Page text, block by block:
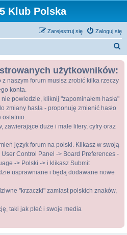
Klub Polska
Zaloguj się
Zarejestruj się
użytkowników:
naszym forum musisz zrobić kilka rzeczy
konta.
powiedzie, kliknij "zapominałem hasła"
zmiany hasła - proponuję zmienić hasło
ostatnio.
zawierające duże i małe litery, cyfry oraz
język forum na polski. Klikasz w swoją
Control Panel -> Board Preferences -
-> Polski -> i klikasz Submit
usprawniane i będą dodawane nowe
"krzaczki" zamiast polskich znaków,
taki jak płeć i swoje media